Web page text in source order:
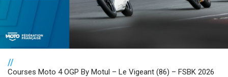
//
Courses Moto 4 OGP By Motul – Le Vigeant (86) – FSBK 2026